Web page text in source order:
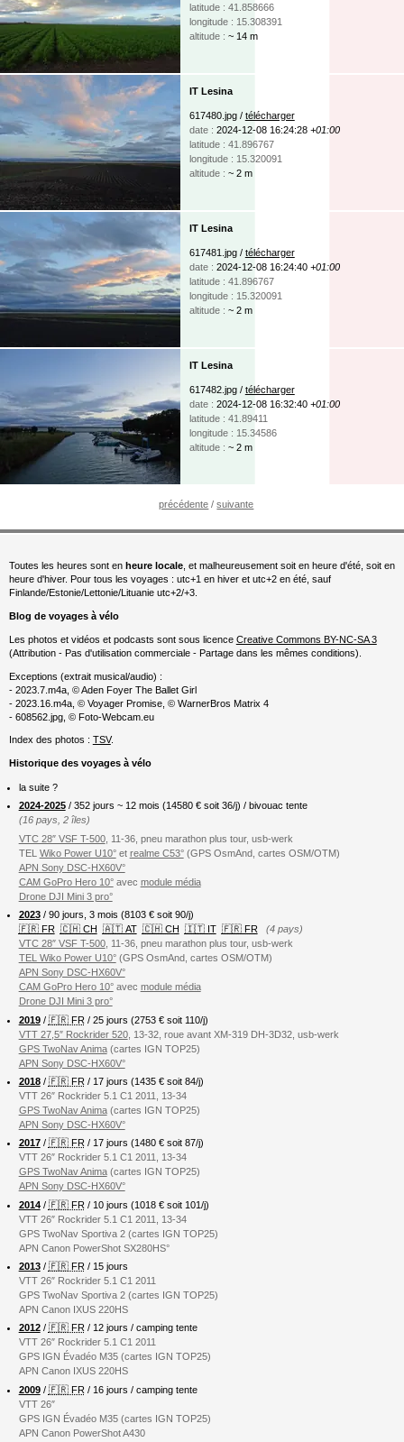
latitude : 41.858666
longitude : 15.308391
altitude : ~ 14 m
IT Lesina
617480.jpg / télécharger
date : 2024-12-08 16:24:28 +01:00
latitude : 41.896767
longitude : 15.320091
altitude : ~ 2 m
IT Lesina
617481.jpg / télécharger
date : 2024-12-08 16:24:40 +01:00
latitude : 41.896767
longitude : 15.320091
altitude : ~ 2 m
IT Lesina
617482.jpg / télécharger
date : 2024-12-08 16:32:40 +01:00
latitude : 41.89411
longitude : 15.34586
altitude : ~ 2 m
précédente /suivante
Toutes les heures sont en heure locale, et malheureusement soit en heure d'été, soit en
heure d'hiver. Pour tous les voyages : utc+1 en hiver et utc+2 en été, sauf
Finlande/Estonie/Lettonie/Lituanie utc+2/+3.
Blog de voyages à vélo
Les photos et vidéos et podcasts sont sous licence Creative Commons BY-NC-SA 3
(Attribution - Pas d'utilisation commerciale - Partage dans les mêmes conditions).
Exceptions (extrait musical/audio) :
- 2023.7.m4a, © Aden Foyer The Ballet Girl
- 2023.16.m4a, © Voyager Promise, © WarnerBros Matrix 4
- 608562.jpg, © Foto-Webcam.eu
Index des photos : TSV.
Historique des voyages à vélo
la suite ?
2024-2025/ 352 jours ~ 12 mois (14580€ soit 36/j) / bivouac tente
(16 pays, 2 îles)
VTC 28″ VSF T-500, 11-36, pneu marathon plus tour, usb-werk
TEL Wiko Power U10°et realme C53°(GPS OsmAnd, cartes OSM/OTM)
APN Sony DSC-HX60V°
CAM GoPro Hero 10°avec module média
Drone DJI Mini 3 pro°
2023/ 90 jours, 3 mois (8103 € soit 90/j)
🇫🇷 FR 🇨🇭 CH 🇦🇹 AT 🇨🇭 CH 🇮🇹 IT 🇫🇷 FR
(4 pays)
VTC 28″ VSF T-500, 11-36, pneu marathon plus tour, usb-werk
TEL Wiko Power U10°(GPS OsmAnd, cartes OSM/OTM)
APN Sony DSC-HX60V°
CAM GoPro Hero 10°avec module média
Drone DJI Mini 3 pro°
2019/ 🇫🇷 FR / 25 jours (2753 € soit 110/j)
VTT 27,5″ Rockrider 520, 13-32, roue avant XM-319 DH-3D32, usb-werk
GPS TwoNav Anima(cartes IGN TOP25)
APN Sony DSC-HX60V°
2018/ 🇫🇷 FR / 17 jours (1435 € soit 84/j)
VTT 26″ Rockrider 5.1 C1 2011, 13-34
GPS TwoNav Anima(cartes IGN TOP25)
APN Sony DSC-HX60V°
2017/ 🇫🇷 FR / 17 jours (1480 € soit 87/j)
VTT 26″ Rockrider 5.1 C1 2011, 13-34
GPS TwoNav Anima(cartes IGN TOP25)
APN Sony DSC-HX60V°
2014/ 🇫🇷 FR / 10 jours (1018 € soit 101/j)
VTT 26″ Rockrider 5.1 C1 2011, 13-34
GPS TwoNav Sportiva 2 (cartes IGN TOP25)
APN Canon PowerShot SX280HS°
2013/ 🇫🇷 FR / 15 jours
VTT 26″ Rockrider 5.1 C1 2011
GPS TwoNav Sportiva 2 (cartes IGN TOP25)
APN Canon IXUS 220HS
2012/ 🇫🇷 FR / 12 jours / camping tente
VTT 26″ Rockrider 5.1 C1 2011
GPS IGN Évadéo M35 (cartes IGN TOP25)
APN Canon IXUS 220HS
2009/ 🇫🇷 FR / 16 jours / camping tente
VTT 26″
GPS IGN Évadéo M35 (cartes IGN TOP25)
APN Canon PowerShot A430